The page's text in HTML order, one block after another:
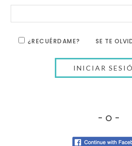
¿RECUÉRDAME? SE TE
- O -